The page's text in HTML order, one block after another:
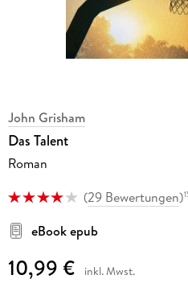
John Grisham
Das Talent
Roman
(29 Bewertungen)
eBook epub
10,99 € inkl. Mwst.